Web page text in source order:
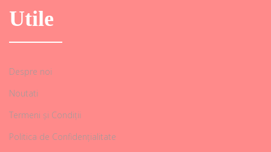
Utile
Despre noi
Noutati
Termeni și Condiții
Politica de Confidențialitate